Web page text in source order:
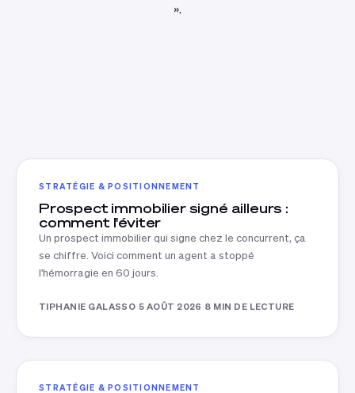
».
STRATÉGIE & POSITIONNEMENT
Prospect immobilier signé ailleurs :
comment l'éviter
Un prospect immobilier qui signe chez le concurrent, ça
se chiffre. Voici comment un agent a stoppé
l'hémorragie en 60 jours.
TIPHANIE GALASSO·5 AOÛT 2026 ·8 MIN DE LECTURE
STRATÉGIE & POSITIONNEMENT